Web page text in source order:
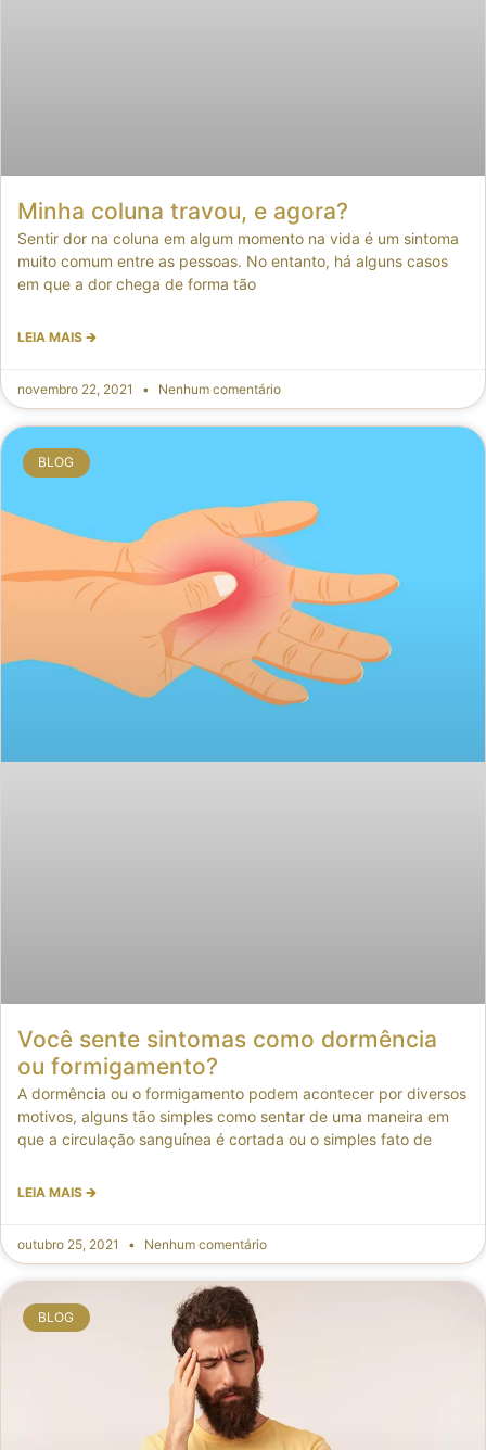
Minha coluna travou, e agora?
Sentir dor na coluna em algum momento na vida é um sintoma
muito comum entre as pessoas. No entanto, há alguns casos
em que a dor chega de forma tão
LEIA MAIS 🡲
novembro 22, 2021 Nenhum comentário
BLOG
Você sente sintomas como dormência
ou formigamento?
A dormência ou o formigamento podem acontecer por diversos
motivos, alguns tão simples como sentar de uma maneira em
que a circulação sanguínea é cortada ou o simples fato de
LEIA MAIS 🡲
outubro 25, 2021 Nenhum comentário
BLOG